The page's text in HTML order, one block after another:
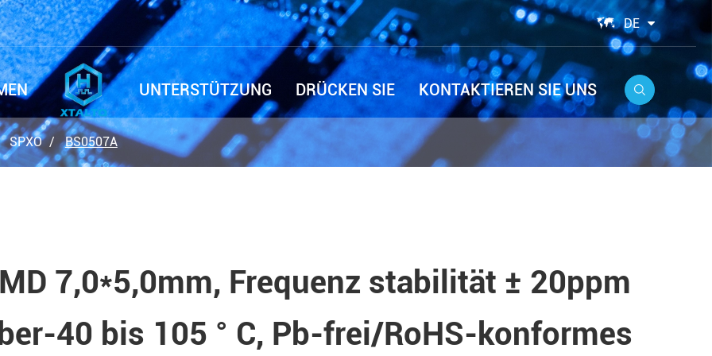
 DE
UNTERSTÜTZUNG DRÜCKEN SIE KONTAKTIEREN SIE UNS 
SPXO BS0507A
7,0*5,0mm, Frequenz stabilität ± 20ppm
40 bis 105 ° C, Pb-frei/RoHS-konformes